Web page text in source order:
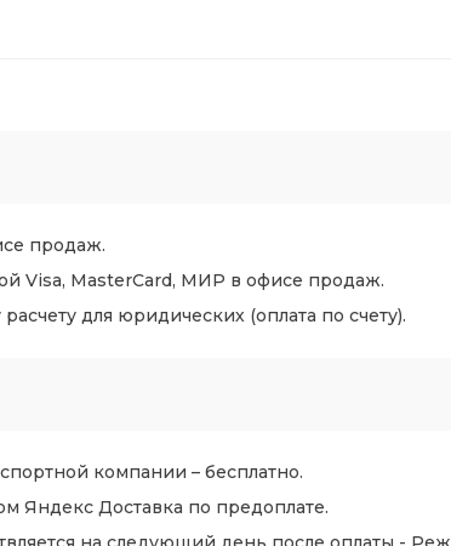
продаж.
Visa, MasterCard, МИР в офисе продаж.
для юридических (оплата по счету).
компании – бесплатно.
Яндекс Доставка по предоплате.